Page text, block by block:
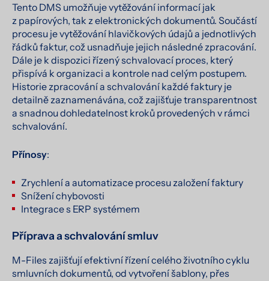
Tento DMS umožňuje vytěžování informací jak
z papírových, tak z elektronických dokumentů. Součástí
procesu je vytěžování hlavičkových údajů a jednotlivých
řádků faktur, což usnadňuje jejich následné zpracování.
Dále je k dispozici řízený schvalovací proces, který
přispívá k organizaci a kontrole nad celým postupem.
Historie zpracování a schvalování každé faktury je
detailně zaznamenávána, což zajišťuje transparentnost
a snadnou dohledatelnost kroků provedených v rámci
schvalování.
Přínosy:
Zrychlení a automatizace procesu založení faktury
Snížení chybovosti
Integrace s ERP systémem
Příprava a schvalování smluv
M-Files zajišťují efektivní řízení celého životního cyklu
smluvních dokumentů, od vytvoření šablony, přes